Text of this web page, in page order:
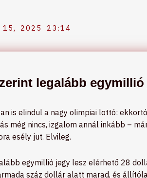
15, 2025 23:14
legalább
is elindul a nagy olimpiai lottó:
még nincs, izgalom annál inkább –
esély jut. Elvileg.
egymillió jegy lesz elérhető 28
száz dollár alatt marad, és